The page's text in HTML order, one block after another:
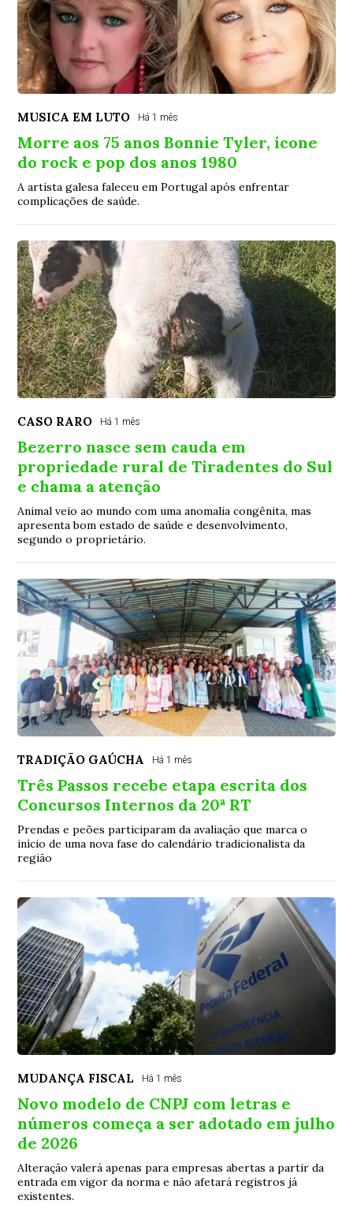
MUSICA EM LUTO Há 1 mês
Morre aos 75 anos Bonnie Tyler, ícone
do rock e pop dos anos 1980
A artista galesa faleceu em Portugal após enfrentar
complicações de saúde.
CASO RARO Há 1 mês
Bezerro nasce sem cauda em
propriedade rural de Tiradentes do Sul
e chama a atenção
Animal veio ao mundo com uma anomalia congênita, mas
apresenta bom estado de saúde e desenvolvimento,
segundo o proprietário.
TRADIÇÃO GAÚCHA Há 1 mês
Três Passos recebe etapa escrita dos
Concursos Internos da 20ª RT
Prendas e peões participaram da avaliação que marca o
início de uma nova fase do calendário tradicionalista da
região
MUDANÇA FISCAL Há 1 mês
Novo modelo de CNPJ com letras e
números começa a ser adotado em julho
de 2026
Alteração valerá apenas para empresas abertas a partir da
entrada em vigor da norma e não afetará registros já
existentes.